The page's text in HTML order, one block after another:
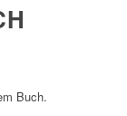
Buch.